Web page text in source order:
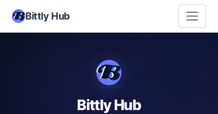
Bittly Hub
Bittly Hub